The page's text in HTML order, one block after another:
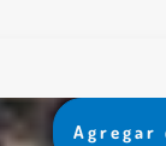
Agregar